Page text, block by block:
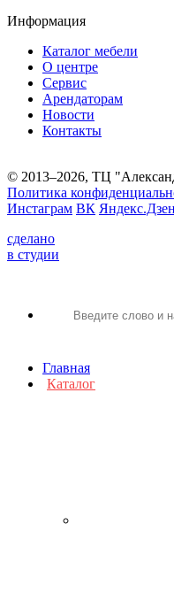
Информация
Каталог мебели
О центре
Сервис
Арендаторам
Новости
Контакты
© 2013–2026, ТЦ
Политика
Инстаграм ВК Яндекс.Дзен
сделано
в студии
Главная
Каталог